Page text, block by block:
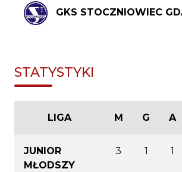
GKS STOCZNIOWIEC
STATYSTYKI
LIGA M G A
JUNIOR
MŁODSZY
3 1 1